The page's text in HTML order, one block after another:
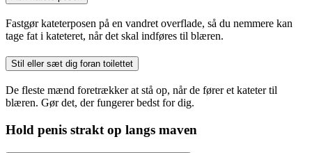
Fastgør kateterposen på en vandret overflade, så du nemmere kan
tage fat i kateteret, når det skal indføres til blæren.
Stil eller sæt dig foran toilettet
De fleste mænd foretrækker at stå op, når de fører et kateter til
blæren. Gør det, der fungerer bedst for dig.
Hold penis strakt op langs maven